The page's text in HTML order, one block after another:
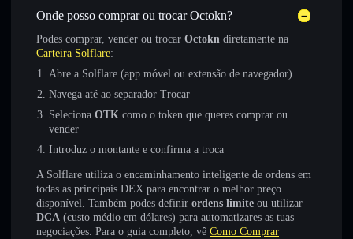
Onde posso comprar ou trocar Octokn?
Podes comprar, vender ou trocar Octokn diretamente na
Carteira Solflare:
Abre a Solflare (app móvel ou extensão de navegador)
Navega até ao separador Trocar
Seleciona OTK como o token que queres comprar ou
vender
Introduz o montante e confirma a troca
A Solflare utiliza o encaminhamento inteligente de ordens em
todas as principais DEX para encontrar o melhor preço
disponível. Também podes definir ordens limite ou utilizar
DCA (custo médio em dólares) para automatizares as tuas
negociações. Para o guia completo, vê Como Comprar